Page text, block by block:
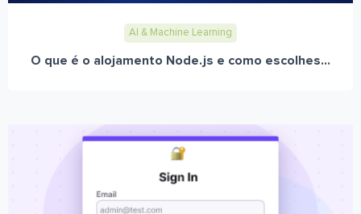
AI & Machine Learning
O que é o alojamento Node.js e como escolhes...